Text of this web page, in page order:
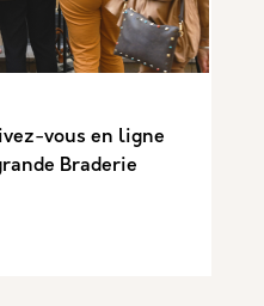
vous en ligne
Braderie